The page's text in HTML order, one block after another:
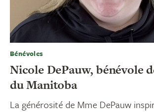
Bénévoles
Nicole DePauw, bénévole
du Manitoba
La générosité de Mme DePauw